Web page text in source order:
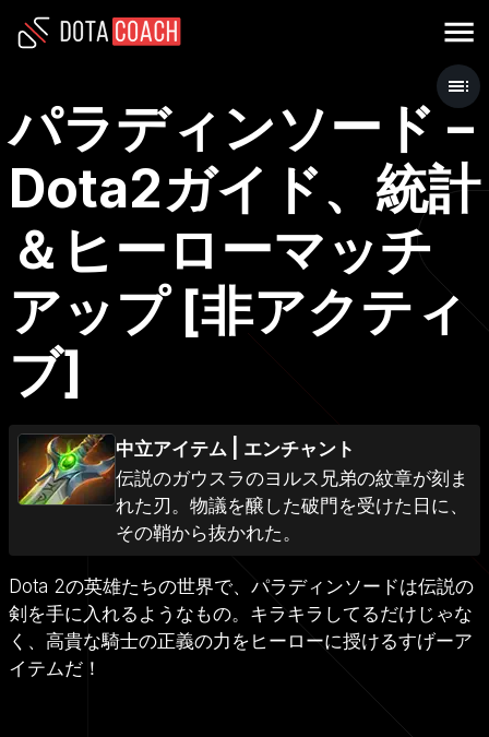
パラディンソード –
Dota2ガイド、統計
＆ヒーローマッチ
アップ [非アクティ
ブ]
中立アイテム
エンチャント
伝説のガウスラのヨルス兄弟の紋章が刻ま
れた刃。物議を醸した破門を受けた日に、
その鞘から抜かれた。
Dota 2の英雄たちの世界で、パラディンソードは伝説の
剣を手に入れるようなもの。キラキラしてるだけじゃな
く、高貴な騎士の正義の力をヒーローに授けるすげーア
イテムだ！